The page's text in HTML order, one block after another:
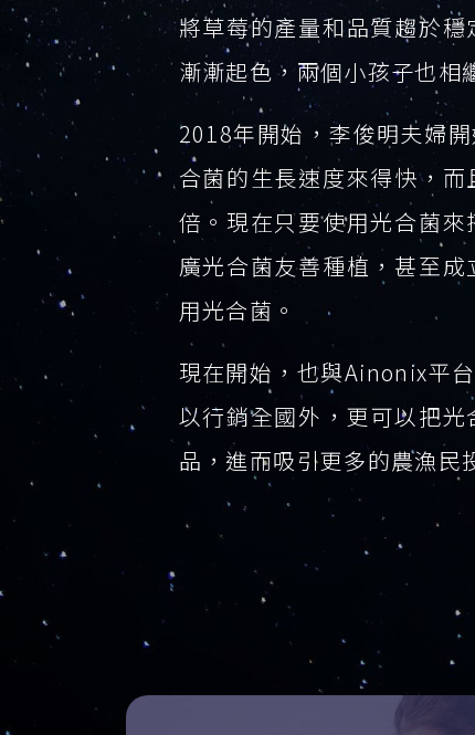
將草莓的產量和品質趨於
漸漸起色，兩個小孩子也相
2018年開始，李俊明夫婦
合菌的生長速度來得快，
倍。現在只要使用光合菌
廣光合菌友善種植，甚至
用光合菌。
現在開始，也與Ainonix平
以行銷全國外，更可以把
品，進而吸引更多的農漁民